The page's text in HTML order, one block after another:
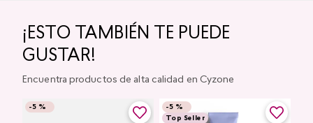
¡ESTO TAMBIÉN TE PUEDE
GUSTAR!
Encuentra productos de alta calidad en Cyzone
-5 % -5 %
Top Seller